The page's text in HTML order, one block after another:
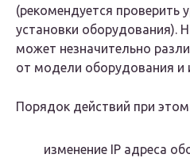
(рекомендуется проверить
установки оборудования).
может незначительно
от модели оборудования и
Порядок действий при
изменение IP адреса